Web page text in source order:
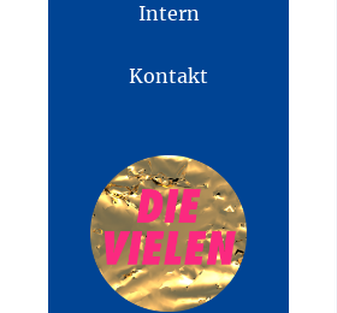
Intern
Kontakt